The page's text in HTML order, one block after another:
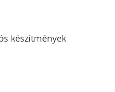
készítmények